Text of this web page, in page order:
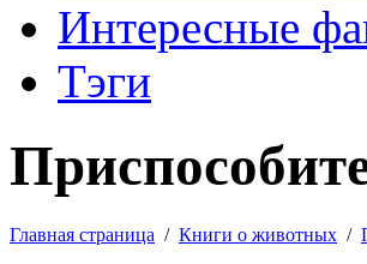
Интересные
Тэги
Главная страница / Книги о животных /